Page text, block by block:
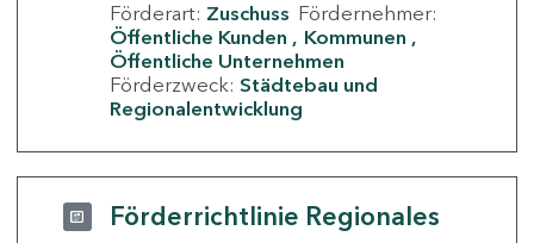
Förderart: Zuschuss Fördernehmer:
Öffentliche Kunden
Kommunen
Öffentliche Unternehmen
Förderzweck: Städtebau und
Regionalentwicklung
Förderrichtlinie Regionales